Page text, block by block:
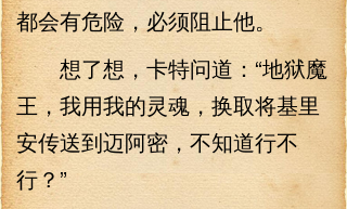
都会有危险，必须阻止他。
想了想，卡特问道：“地狱魔
王，我用我的灵魂，换取将基里
安传送到迈阿密，不知道行不
行？”